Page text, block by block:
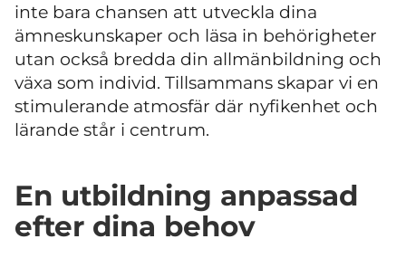
inte bara chansen att utveckla dina
ämneskunskaper och läsa in behörigheter
utan också bredda din allmänbildning och
växa som individ. Tillsammans skapar vi en
stimulerande atmosfär där nyfikenhet och
lärande står i centrum.
En utbildning anpassad
efter dina behov